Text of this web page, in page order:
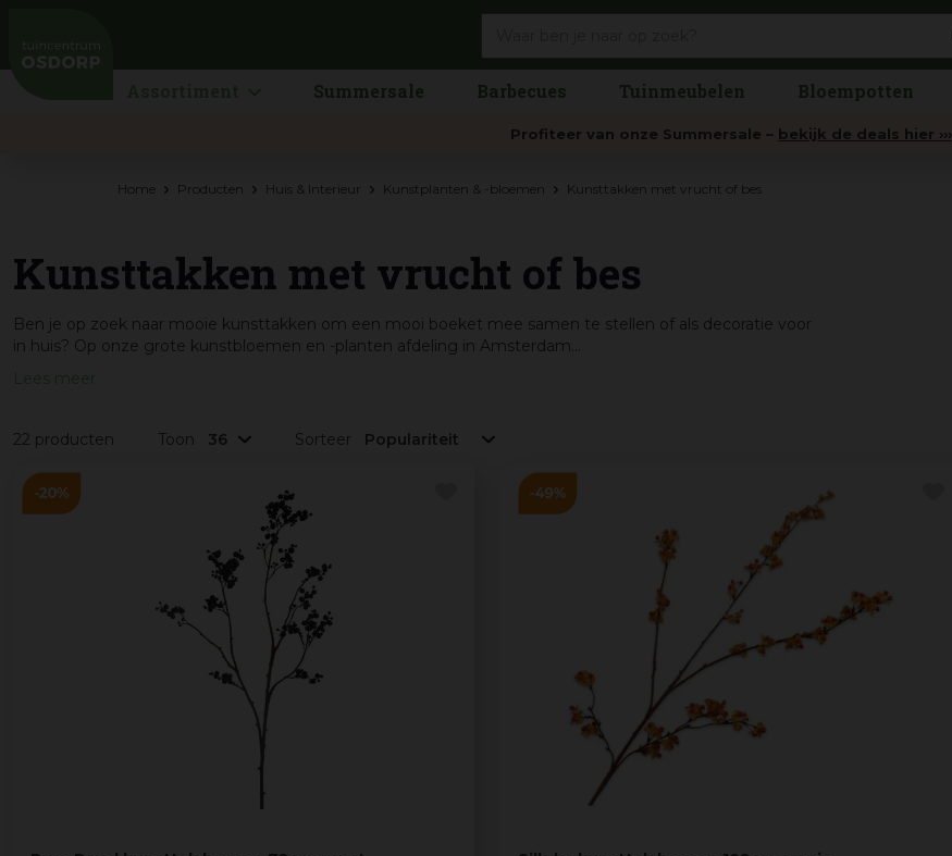
Home Producten Huis & Interieur Kunstplanten & -bloemen Kunsttakken met vrucht of bes
Summersale Barbecues Tuinmeubelen Bloempotten
Profiteer van onze Summersale – bekijk de deals hier ›››
Kunsttakken met vrucht of bes
Ben je op zoek naar mooie kunsttakken om een mooi boeket mee samen te stellen of als decoratie voor
in huis? Op onze grote kunstbloemen en -planten afdeling in Amsterdam...
22 producten Toon Sorteer